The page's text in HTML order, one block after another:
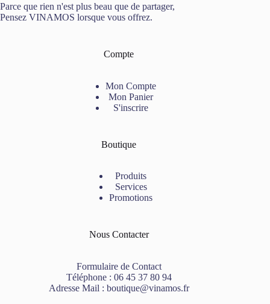
Parce que rien n'est plus beau que de partager,
Pensez VINAMOS lorsque vous offrez.
Compte
Mon Compte
Mon Panier
S'inscrire
Boutique
Produits
Services
Promotions
Nous Contacter
Formulaire de Contact
Téléphone : 06 45 37 80 94
Adresse Mail : boutique@vinamos.fr